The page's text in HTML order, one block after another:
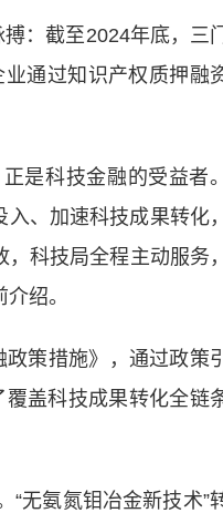
：截至2024年底，三门
通过知识产权质押融
是科技金融的受益者。
、加速科技成果转化，
科技局全程主动服务，
绍。
策措施》，通过政策引
覆盖科技成果转化全链
无氨氮钼冶金新技术”